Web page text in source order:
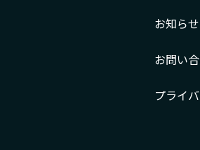
お知らせ
お問い
プライ